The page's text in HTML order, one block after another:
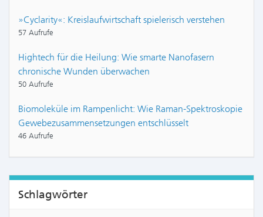
»Cyclarity«: Kreislaufwirtschaft spielerisch verstehen
57 Aufrufe
Hightech für die Heilung: Wie smarte Nanofasern
chronische Wunden überwachen
50 Aufrufe
Biomoleküle im Rampenlicht: Wie Raman-Spektroskopie
Gewebezusammensetzungen entschlüsselt
46 Aufrufe
Schlagwörter